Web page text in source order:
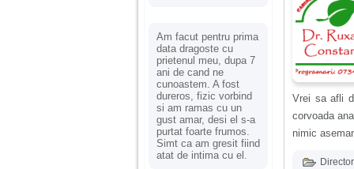
Am facut pentru prima
data dragoste cu
prietenul meu, dupa 7
ani de cand ne
cunoastem. A fost
dureros, fizic vorbind
si am ramas cu un
gust amar, desi el s-a
purtat foarte frumos.
Simt ca am gresit fiind
atat de intima cu el.
Vrei sa afli
corvoada
nimic